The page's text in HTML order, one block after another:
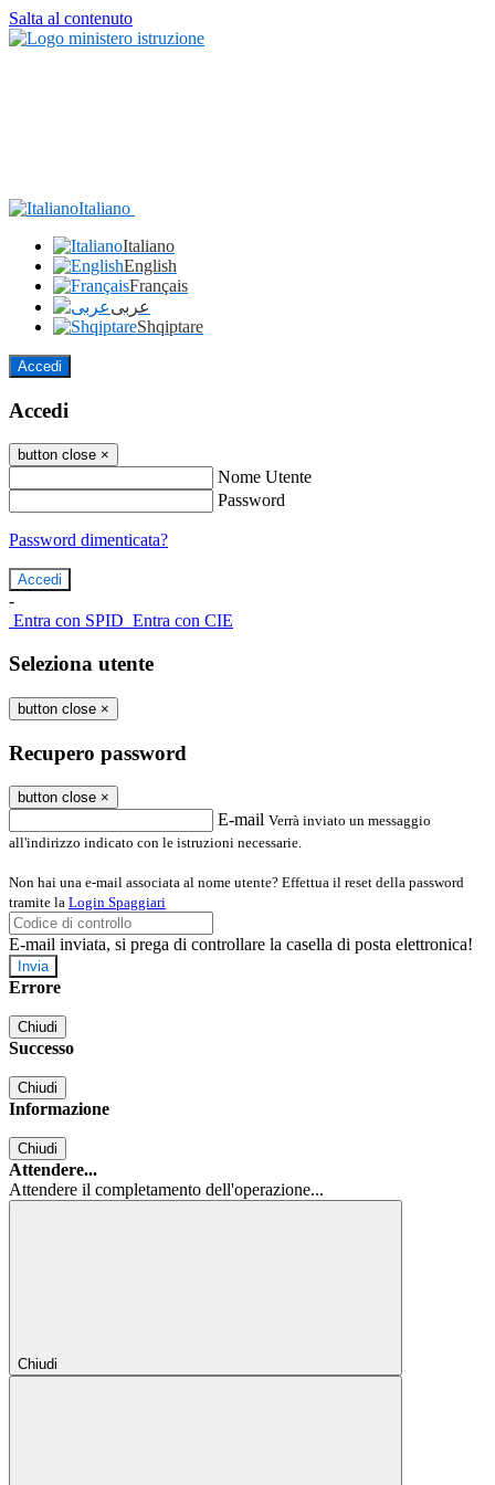
Salta al contenuto
Italiano
Italiano
English
Français
عربى
Shqiptare
Accedi
Accedi
button close ×
Nome Utente
Password
Password dimenticata?
-
Entra con SPID Entra con CIE
Seleziona utente
button close ×
Recupero password
button close ×
E-mail Verrà inviato un messaggio
all'indirizzo indicato con le istruzioni necessarie.
Non hai una e-mail associata al nome utente? Effettua il reset della password
tramite la Login Spaggiari
E-mail inviata, si prega di controllare la casella di posta elettronica!
Errore
Chiudi
Successo
Chiudi
Informazione
Chiudi
Attendere...
Attendere il completamento dell'operazione...
Chiudi